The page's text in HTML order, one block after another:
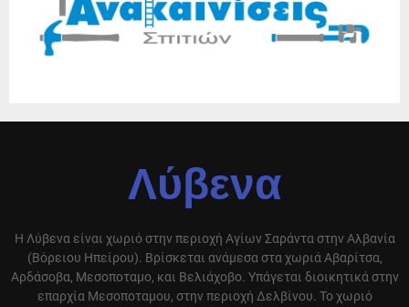
Λύβενα
Η Λύβενα είναι χωριό στην περιοχή Αγίων Σαράντα στην Αλβανία
(Βόρειου Ηπείρου). Βρίσκεται ανάμεσα στα χωριά Αβαρίτσα,
Αρδάσοβα, Μεσοποταμο, και Βελιάχοβο. Υπάγεται διοικητικά στην
επαρχία Μεσοποταμου, στην περιοχή Δελβίνου. Το χωριό